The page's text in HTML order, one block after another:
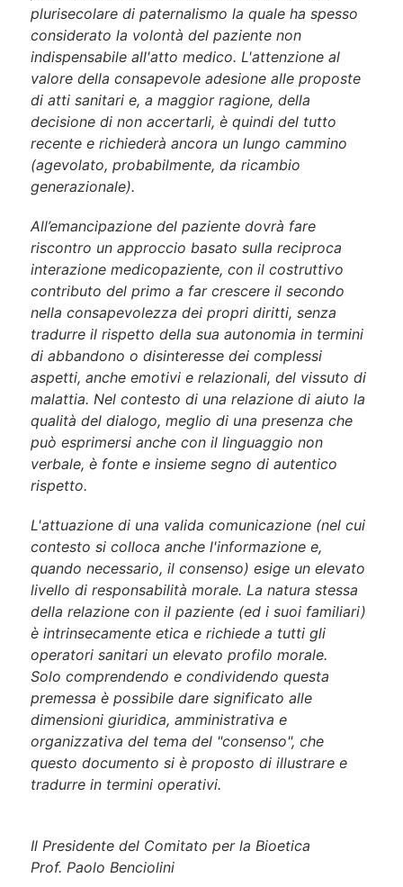
plurisecolare di paternalismo la quale ha spesso
considerato la volontà del paziente non
indispensabile all'atto medico. L'attenzione al
valore della consapevole adesione alle proposte
di atti sanitari e, a maggior ragione, della
decisione di non accertarli, è quindi del tutto
recente e richiederà ancora un lungo cammino
(agevolato, probabilmente, da ricambio
generazionale).
All’emancipazione del paziente dovrà fare
riscontro un approccio basato sulla reciproca
interazione medicopaziente, con il costruttivo
contributo del primo a far crescere il secondo
nella consapevolezza dei propri diritti, senza
tradurre il rispetto della sua autonomia in termini
di abbandono o disinteresse dei complessi
aspetti, anche emotivi e relazionali, del vissuto di
malattia. Nel contesto di una relazione di aiuto la
qualità del dialogo, meglio di una presenza che
può esprimersi anche con il linguaggio non
verbale, è fonte e insieme segno di autentico
rispetto.
L'attuazione di una valida comunicazione (nel cui
contesto si colloca anche l'informazione e,
quando necessario, il consenso) esige un elevato
livello di responsabilità morale. La natura stessa
della relazione con il paziente (ed i suoi familiari)
è intrinsecamente etica e richiede a tutti gli
operatori sanitari un elevato profilo morale.
Solo comprendendo e condividendo questa
premessa è possibile dare significato alle
dimensioni giuridica, amministrativa e
organizzativa del tema del "consenso", che
questo documento si è proposto di illustrare e
tradurre in termini operativi.
Il Presidente del Comitato per la Bioetica
Prof. Paolo Benciolini